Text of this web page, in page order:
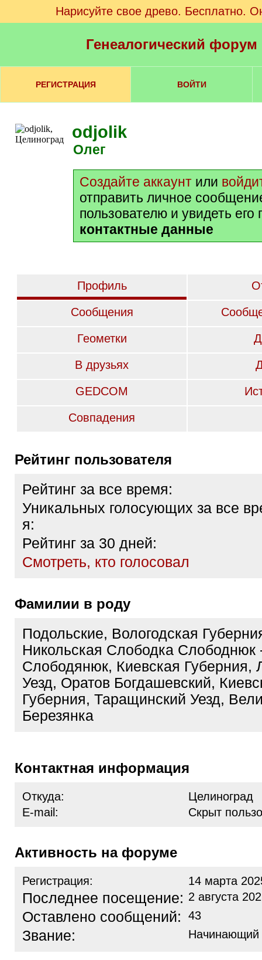
Нарисуйте свое древо. Бесплатно.
Генеалогический
РЕГИСТРАЦИЯ ВОЙТИ
odjolik
Олег
Создайте аккаунт или
отправить личное
пользователю и увидеть его
контактные данные
Профиль
Сообщения
Геометки
В друзьях
GEDCOM
Совпадения
Рейтинг пользователя
Рейтинг за все время:
Уникальных голосующих за все
я:
Рейтинг за 30 дней:
Cмотреть, кто голосовал
Фамилии в роду
Подольские, Вологодская
Никольская Слободка Слободнюк
Слободянюк, Киевская Губерния,
Уезд, Оратов Богдашевский,
Губерния, Таращинский Уезд,
Березянка
Контактная информация
Откуда:
Целиноград
E-mail:
Скрыт
Активность на форуме
Регистрация: 14 марта
Последнее посещение: 2 августа
Оставлено сообщений: 43
Звание: Начинающий